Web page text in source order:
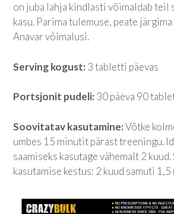
on juba lahja kindlasti võimaldab teil
kasu. Parima tulemuse, peate
Anavar võimalusi.
Serving kogust: 3 tabletti päevas
Portsjonit pudeli: 30 päeva 90
Soovitatav kasutamine:Võtke
umbes 15 minutit pärast treeningu.
saamiseks kasutage vähemalt 2
kasutamise kestus: 2 kuud samuti 1,5